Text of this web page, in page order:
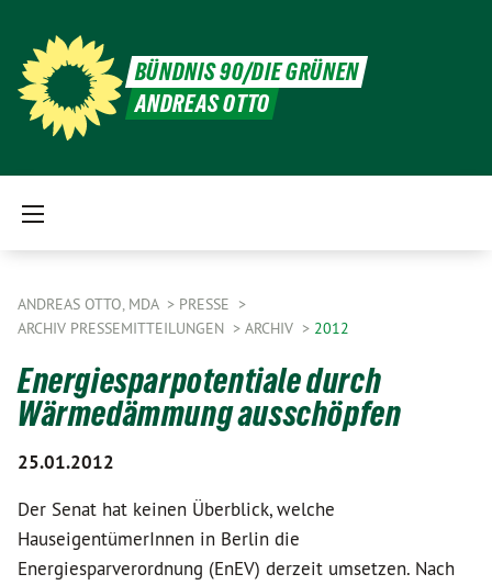
BÜNDNIS 90/DIE GRÜNEN
ANDREAS OTTO
ANDREAS OTTO, MDA
PRESSE
ARCHIV PRESSEMITTEILUNGEN
ARCHIV 2012
Energiesparpotentiale durch
Wärmedämmung ausschöpfen
25.01.2012
Der Senat hat keinen Überblick, welche
HauseigentümerInnen in Berlin die
Energiesparverordnung (EnEV) derzeit umsetzen. Nach